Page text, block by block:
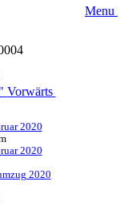
Menu
Vorwärts
2020
2020
2020